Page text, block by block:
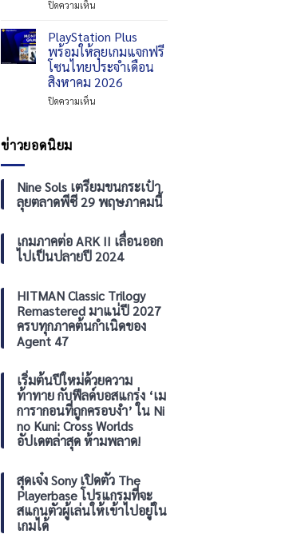
4
สู่
PlayStation
5
ปิดความเห็น
แพลตฟอร์ม
แนว
ท้าทาย
ความ
แม่นยำ
Nintendo
Switch
และ
PlayStation Plus
พร้อมให้ลุยเกมแจกฟรี
โซนไทยประจำเดือน
สิงหาคม 2026
ปิดความเห็น
เกม
แจก
ฟรี
ไทย
ประจำ
เดือน
2026
ข่าวยอดนิยม
Nine Sols เตรียมขนกระเป๋า
ลุยตลาดพีซี 29 พฤษภาคมนี้
เกมภาคต่อ ARK II เลื่อนออก
ไปเป็นปลายปี 2024
HITMAN Classic Trilogy
Remastered มาแน่ปี 2027
ครบทุกภาคต้นกำเนิดของ
Agent 47
เริ่มต้นปีใหม่ด้วยความ
ท้าทาย กับฟีลด์บอสแกร่ง ‘เม
การากอนที่ถูกครอบงำ’ ใน Ni
no Kuni: Cross Worlds
อัปเดตล่าสุด ห้ามพลาด!
สุดเจ๋ง Sony เปิดตัว The
Playerbase โปรแกรมที่จะ
สแกนตัวผู้เล่นให้เข้าไปอยู่ใน
เกมได้